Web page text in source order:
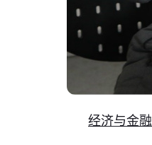
经济与金融